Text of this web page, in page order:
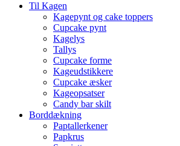
Til Kagen
Kagepynt og cake toppers
Cupcake pynt
Kagelys
Tallys
Cupcake forme
Kageudstikkere
Cupcake æsker
Kageopsatser
Candy bar skilt
Borddækning
Paptallerkener
Papkrus